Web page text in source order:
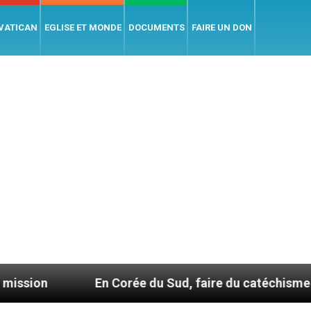
EGLISE ET MONDE DOCUMENTS FAIRE UN DON
En Corée du Sud, faire du catéchisme autrement